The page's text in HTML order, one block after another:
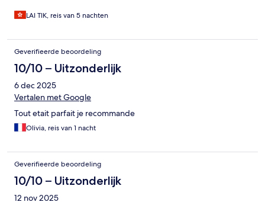
LAI TIK, reis van 5 nachten
Geverifieerde beoordeling
10/10 – Uitzonderlijk
6 dec 2025
Vertalen met Google
Tout etait parfait je recommande
Olivia, reis van 1 nacht
Geverifieerde beoordeling
10/10 – Uitzonderlijk
12 nov 2025